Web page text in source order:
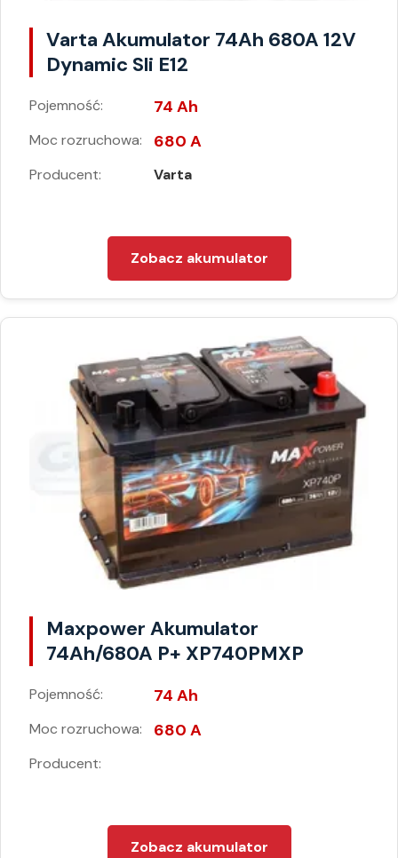
Varta Akumulator 74Ah 680A 12V
Dynamic Sli E12
Pojemność: 74 Ah
Moc rozruchowa: 680 A
Producent: Varta
Zobacz akumulator
Maxpower Akumulator
74Ah/680A P+ XP740PMXP
Pojemność: 74 Ah
Moc rozruchowa: 680 A
Producent:
Zobacz akumulator